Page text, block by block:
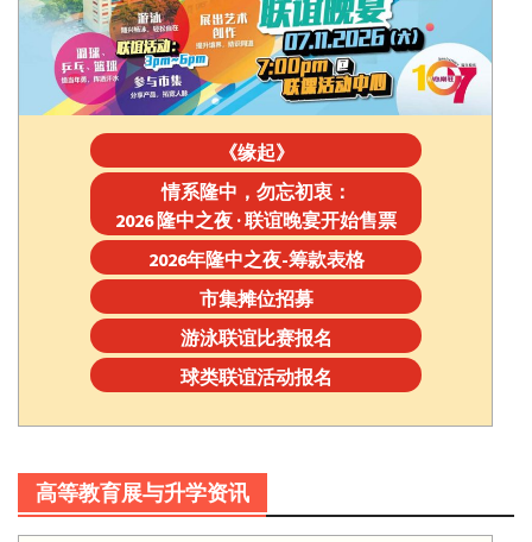
《缘起》
情系隆中，勿忘初衷：
2026 隆中之夜 · 联谊晚宴开始售票
2026年隆中之夜-筹款表格
市集摊位招募
游泳联谊比赛报名
球类联谊活动报名
高等教育展与升学资讯